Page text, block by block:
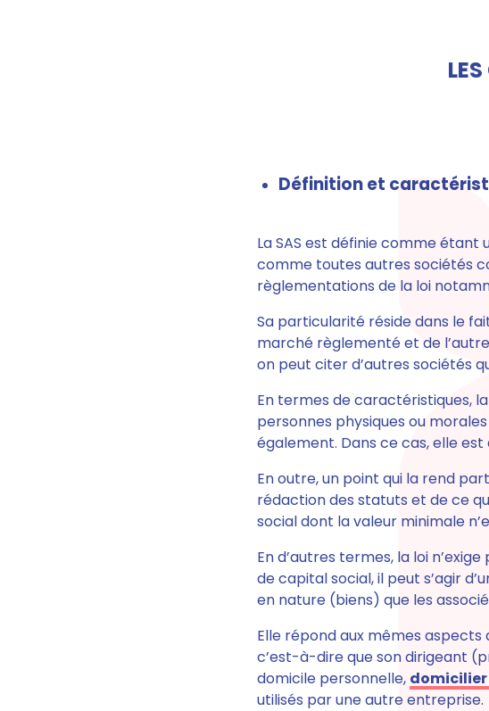
Définition et
La SAS est définie comme
comme toutes autres sociétés
règlementations de la loi
Sa particularité réside dans le
marché règlementé et de
on peut citer d’autres sociétés
En termes de caractéristiques,
personnes physiques ou
également. Dans ce cas, elle
En outre, un point qui la rend
rédaction des statuts et de ce
social dont la valeur minimale
En d’autres termes, la loi
de capital social, il peut s’agir
en nature (biens) que les
Elle répond aux mêmes
c’est-à-dire que son dirigeant
domicile personnelle, domicilier
utilisés par une autre entreprise.